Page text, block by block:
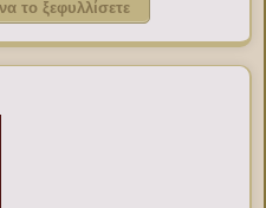
το ξεφυλλίσετε